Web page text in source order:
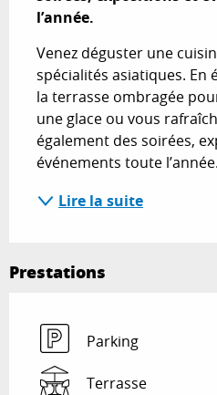
l’année.
Venez déguster une
spécialités asiatiques. En
la terrasse ombragée
une glace ou vous
également des soirées,
événements toute l’année.
Lire la suite
Prestations
Parking
Terrasse